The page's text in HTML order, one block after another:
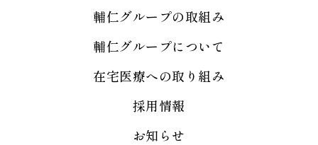
輔仁グループの取組み
輔仁グループについて
在宅医療への取り組み
採用情報
お知らせ